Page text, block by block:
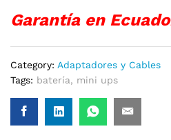
Garantía en
Category: Adaptadores y Cables
Tags: batería, mini ups